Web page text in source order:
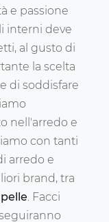
e passione
interni deve
al gusto di
la scelta
di soddisfare
nell'arredo e
con tanti
arredo e
brand, tra
. Facci